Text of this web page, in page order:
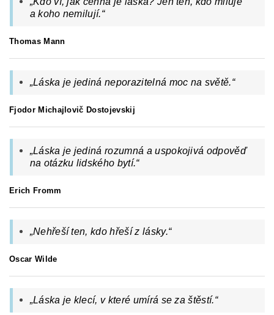
a koho nemilují.“
Thomas Mann
„Láska je jediná neporazitelná moc na světě.“
Fjodor Michajlovič Dostojevskij
„Láska je jediná rozumná a uspokojivá odpověď
na otázku lidského bytí.“
Erich Fromm
„Nehřeší ten, kdo hřeší z lásky.“
Oscar Wilde
„Láska je klecí, v které umírá se za štěstí.“